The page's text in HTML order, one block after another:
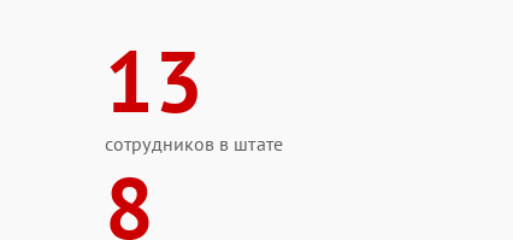
13
сотрудников в штате
8